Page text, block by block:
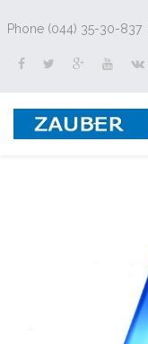
Phone (044) 35-30-837